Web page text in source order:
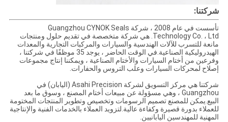
شركتنا:
تأسست في عام 2008 ، شركة Guangzhou CYNOK Seals
Technology Co. ، Ltd. هي شركة متخصصة في تقديم حلول ومنتجات
مانعة للتسرب للآلات الهندسية والسيارات والمركبات التجارية والمعدات
الهيدروليكية الصناعية.في الوقت الحاضر ، يوجد 35 موظفًا في شركتنا ،
وفرعين من أختام السيارات والأختام الصناعية ، ويمكننا إنتاج مجموعات
إصلاح لمحركات السيارات وعلب التروس والحفارات.
شركتنا هي مركز التسويق لشركة Asahi Precision (اليابان) في
Guangzhou ، وهي مسؤولة عن مبيعات أختام المصنع ، وسوق ما بعد
البيع.يمكن للمصنع تصميم الرسومات وتخصيص وتطوير المنتجات المختومة
للعملاء بدورة قصيرة وكفاءة عالية.لتزويد العملاء بالخدمات الفنية والإنتاجية
المهنية للمهندسين اليابانيين.